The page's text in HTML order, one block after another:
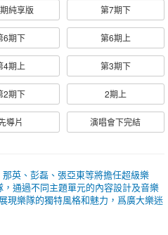
純享版 第7期下
6期下 第6期上
4期上 第3期下
2期下 2期上
導片 演唱會下完結
英、彭磊、張亞東等將擔任超級樂
通過不同主題單元的內容設計及音樂
現樂隊的獨特風格和魅力，爲廣大樂迷